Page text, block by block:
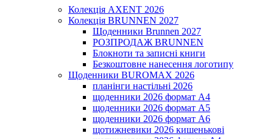
Колекція AXENT 2026
Колекція BRUNNEN 2027
Щоденники Brunnen 2027
РОЗПРОДАЖ BRUNNEN
Блокноти та записні книги
Безкоштовне нанесення логотипу
Щоденники BUROMAX 2026
планінги настільні 2026
щоденники 2026 формат А4
щоденники 2026 формат А5
щоденники 2026 формат А6
щотижневики 2026 кишенькові